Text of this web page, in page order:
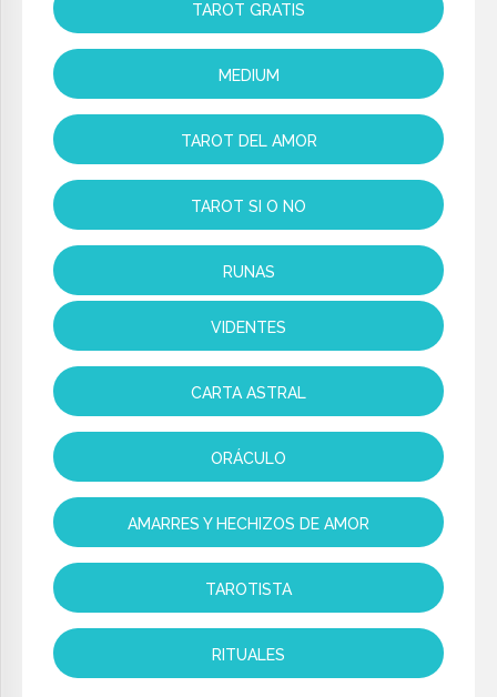
TAROT GRATIS
MEDIUM
TAROT DEL AMOR
TAROT SI O NO
RUNAS
VIDENTES
CARTA ASTRAL
ORÁCULO
AMARRES Y HECHIZOS DE AMOR
TAROTISTA
RITUALES